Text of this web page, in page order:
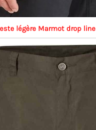
légère Marmot drop line